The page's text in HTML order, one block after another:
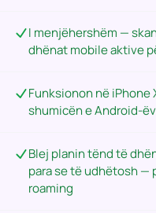
I menjëhershëm —
dhënat mobile aktive
Funksionon në iPhone
shumicën e Android-
Blej planin tënd të
para se të udhëtosh —
roaming